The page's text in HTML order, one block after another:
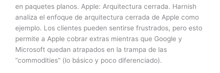
en paquetes planos. Apple: Arquitectura cerrada. Harnish
analiza el enfoque de arquitectura cerrada de Apple como
ejemplo. Los clientes pueden sentirse frustrados, pero esto
permite a Apple cobrar extras mientras que Google y
Microsoft quedan atrapados en la trampa de las
“commodities” (lo básico y poco diferenciado).